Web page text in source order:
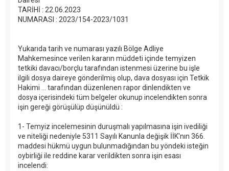
TARİHİ : 22.06.2023
NUMARASI : 2023/154-2023/1031
Yukarıda tarih ve numarası yazılı Bölge Adliye
Mahkemesince verilen kararın müddeti içinde temyizen
tetkiki davacı/borçlu tarafından istenmesi üzerine bu işle
ilgili dosya daireye gönderilmiş olup, dava dosyası için Tetkik
Hakimi ... tarafından düzenlenen rapor dinlendikten ve
dosya içerisindeki tüm belgeler okunup incelendikten sonra
işin gereği görüşülüp düşünüldü :
1- Temyiz incelemesinin duruşmalı yapılmasına işin ivediliği
ve niteliği nedeniyle 5311 Sayılı Kanunla değişik İİK'nın 366.
maddesi hükmü uygun bulunmadığından bu yöndeki isteğin
oybirliği ile reddine karar verildikten sonra işin esası
incelendi: